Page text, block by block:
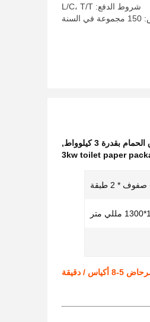
شروط الدفع: L/C، T/T
,
3kw toilet paper
/ دقيقة